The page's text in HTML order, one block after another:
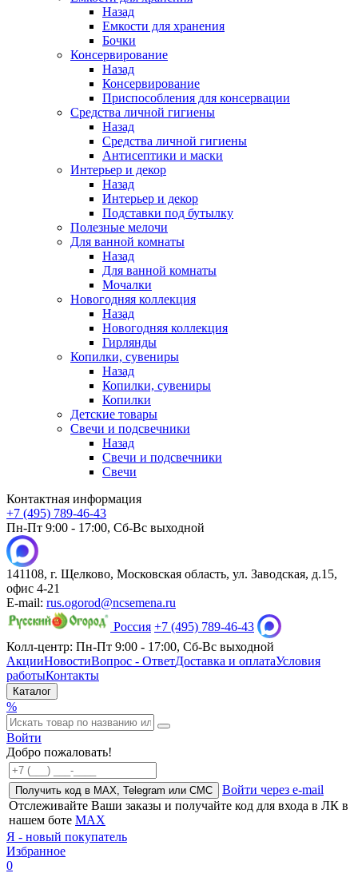
Назад
Емкости для хранения
Бочки
Консервирование
Назад
Консервирование
Приспособления для консервации
Средства личной гигиены
Назад
Средства личной гигиены
Антисептики и маски
Интерьер и декор
Назад
Интерьер и декор
Подставки под бутылку
Полезные мелочи
Для ванной комнаты
Назад
Для ванной комнаты
Мочалки
Новогодняя коллекция
Назад
Новогодняя коллекция
Гирлянды
Копилки, сувениры
Назад
Копилки, сувениры
Копилки
Детские товары
Свечи и подсвечники
Назад
Свечи и подсвечники
Свечи
Контактная информация
+7 (495) 789-46-43
Пн-Пт 9:00 - 17:00, Сб-Вс выходной
141108, г. Щелково, Московская область, ул. Заводская, д.15,
офис 4-21
E-mail: rus.ogorod@ncsemena.ru
Россия +7 (495) 789-46-43
Колл-центр: Пн-Пт 9:00 - 17:00, Сб-Вс выходной
АкцииНовостиВопрос - ОтветДоставка и оплатаУсловия
работыКонтакты
Каталог
%
Войти
Добро пожаловать!
Получить код в MAX, Telegram или СМС
Войти через e-mail
Отслеживайте Ваши заказы и получайте код для входа в ЛК в
нашем боте MAX
Я - новый покупатель
Избранное
0